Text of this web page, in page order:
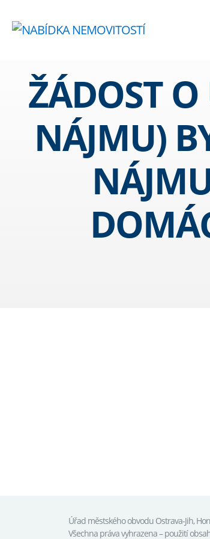
ŽÁDOST
NÁJMU)
Úřad městského obvodu Ostrava-Jih,
Všechna práva vyhrazena – použití